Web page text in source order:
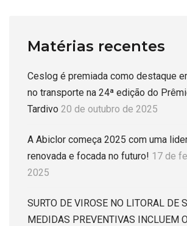
Matérias recentes
Ceslog é premiada como destaque
no transporte na 24ª edição do
Tardivo 20 de outubro de 2025
A Abiclor começa 2025 com uma
renovada e focada no futuro! 17 de
2025
SURTO DE VIROSE NO LITORAL DE
MEDIDAS PREVENTIVAS INCLUEM